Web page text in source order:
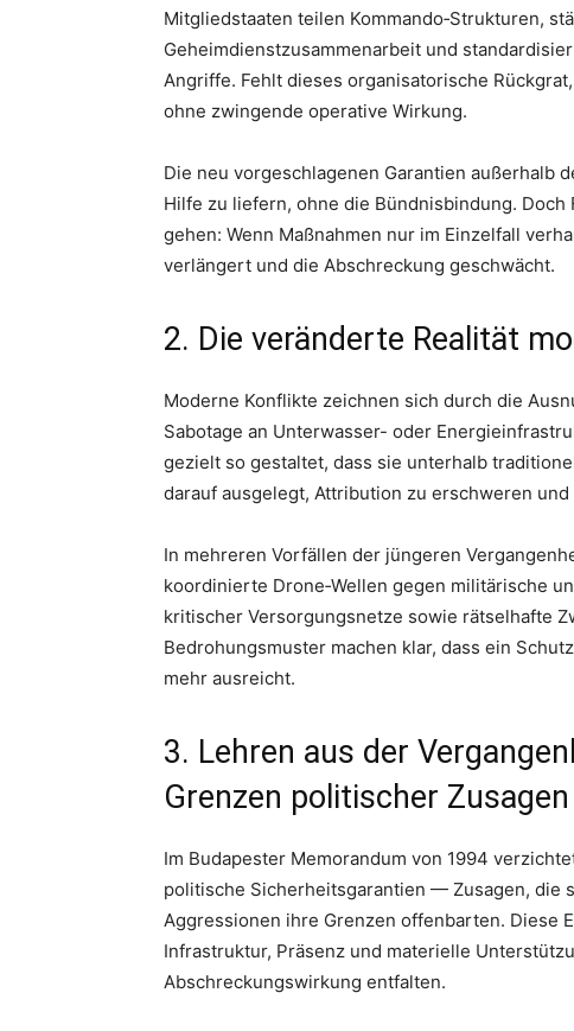
Mitgliedstaaten teilen Kommando‑Strukturen,
Geheimdienstzusammenarbeit und
Angriffe. Fehlt dieses organisatorische
ohne zwingende operative Wirkung.
Die neu vorgeschlagenen Garantien außerhalb
Hilfe zu liefern, ohne die Bündnisbindung.
gehen: Wenn Maßnahmen nur im Einzelfall
verlängert und die Abschreckung geschwächt.
2. Die veränderte Realität
Moderne Konflikte zeichnen sich durch die
Sabotage an Unterwasser- oder
gezielt so gestaltet, dass sie unterhalb
darauf ausgelegt, Attribution zu erschweren
In mehreren Vorfällen der jüngeren
koordinierte Drone‑Wellen gegen militärische
kritischer Versorgungsnetze sowie rätselhafte
Bedrohungsmuster machen klar, dass ein
mehr ausreicht.
3. Lehren aus der
Grenzen politischer Zusagen
Im Budapester Memorandum von 1994
politische Sicherheitsgarantien — Zusagen, die
Aggressionen ihre Grenzen offenbarten. Diese
Infrastruktur, Präsenz und materielle
Abschreckungswirkung entfalten.